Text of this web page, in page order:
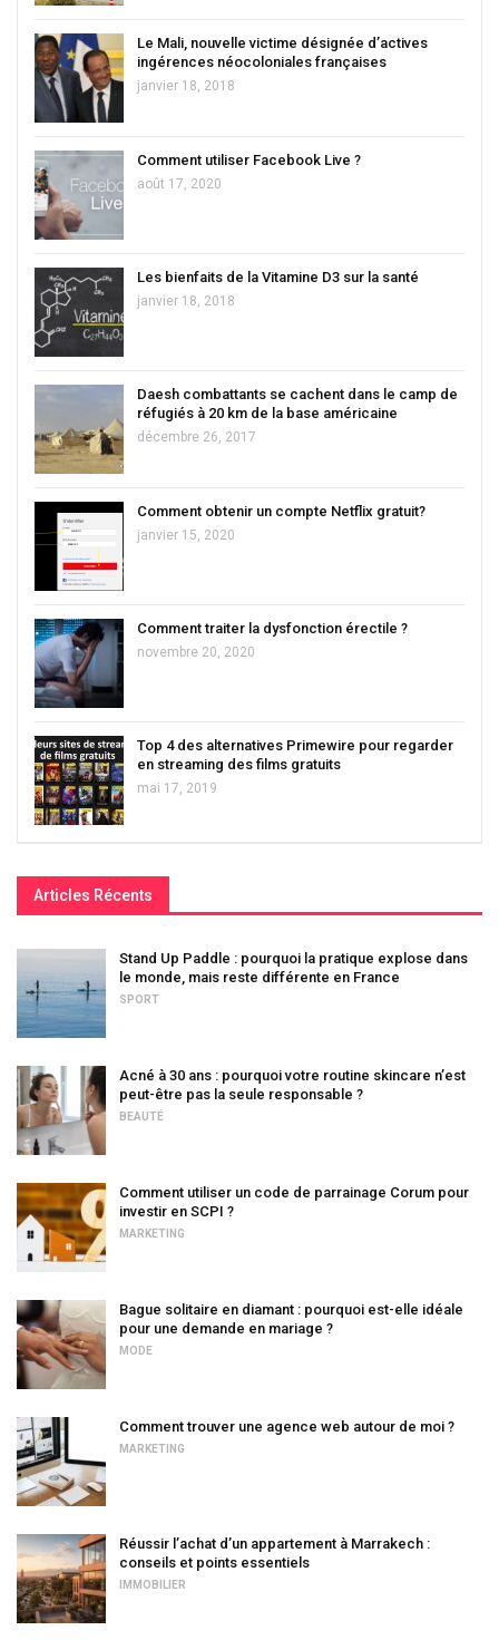
Le Mali, nouvelle victime désignée d’actives
ingérences néocoloniales françaises
janvier 18, 2018
Comment utiliser Facebook Live ?
août 17, 2020
Les bienfaits de la Vitamine D3 sur la santé
janvier 18, 2018
Daesh combattants se cachent dans le camp de
réfugiés à 20 km de la base américaine
décembre 26, 2017
Comment obtenir un compte Netflix gratuit?
janvier 15, 2020
Comment traiter la dysfonction érectile ?
novembre 20, 2020
Top 4 des alternatives Primewire pour regarder
en streaming des films gratuits
mai 17, 2019
Articles Récents
Stand Up Paddle : pourquoi la pratique explose dans
le monde, mais reste différente en France
SPORT
Acné à 30 ans : pourquoi votre routine skincare n’est
peut-être pas la seule responsable ?
BEAUTÉ
Comment utiliser un code de parrainage Corum pour
investir en SCPI ?
MARKETING
Bague solitaire en diamant : pourquoi est-elle idéale
pour une demande en mariage ?
MODE
Comment trouver une agence web autour de moi ?
MARKETING
Réussir l’achat d’un appartement à Marrakech :
conseils et points essentiels
IMMOBILIER